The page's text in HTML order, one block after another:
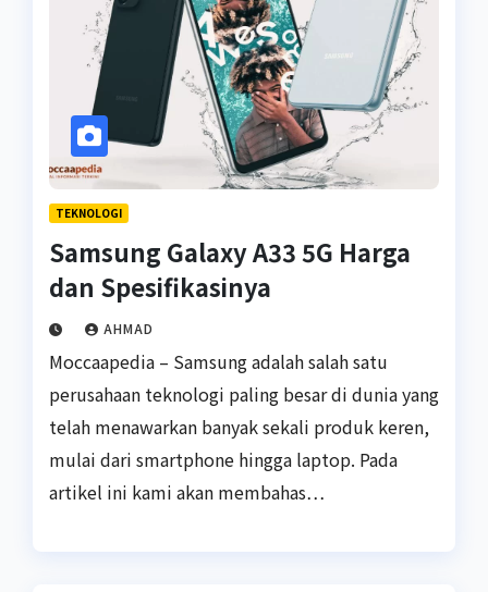
TEKNOLOGI
Samsung Galaxy A33 5G Harga
dan Spesifikasinya
AHMAD
Moccaapedia – Samsung adalah salah satu
perusahaan teknologi paling besar di dunia yang
telah menawarkan banyak sekali produk keren,
mulai dari smartphone hingga laptop. Pada
artikel ini kami akan membahas…